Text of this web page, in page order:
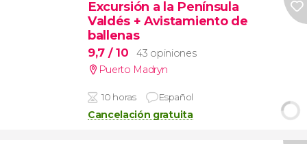
Excursión a la Península
Valdés + Avistamiento de
ballenas
9,7 / 10
43 opiniones
Puerto Madryn
10 horas Español
Cancelación gratuita